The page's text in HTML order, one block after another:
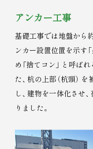
アンカー工事
基礎工事では地盤から
ンカー設置位置を示す「
め「捨てコン 」 と呼ば
た、杭の上部（杭頭）を
し、建物を一体化させ、
りました。